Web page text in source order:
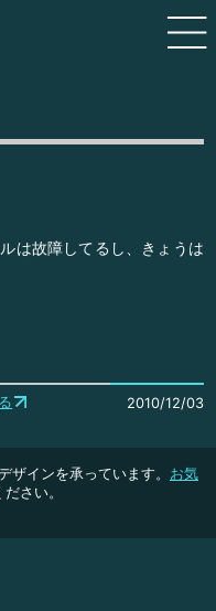
は故障してるし、きょうは
2010/12/03
ザインを承っています。 お気
ださい。